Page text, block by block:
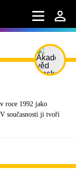
roce 1992 jako
V současnosti ji tvoří